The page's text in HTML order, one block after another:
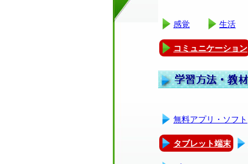
感覚
生活
コミュニケーション
無料アプリ・ソフト
タブレット端末